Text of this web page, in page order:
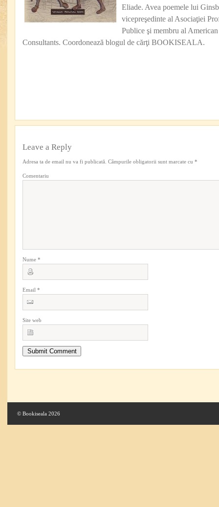
Eliade. Avea poemele lui
vicepreşedinte al Asociaţiei
Publice şi membru al
Consultants. Coordonează blogul de cărţi BOOKISEALA.
Leave a Reply
Adresa ta de email nu va fi publicată. Câmpurile obligatorii sunt marcate cu *
Comentariu
Nume *
Email *
Site web
© Bookiseala 2026